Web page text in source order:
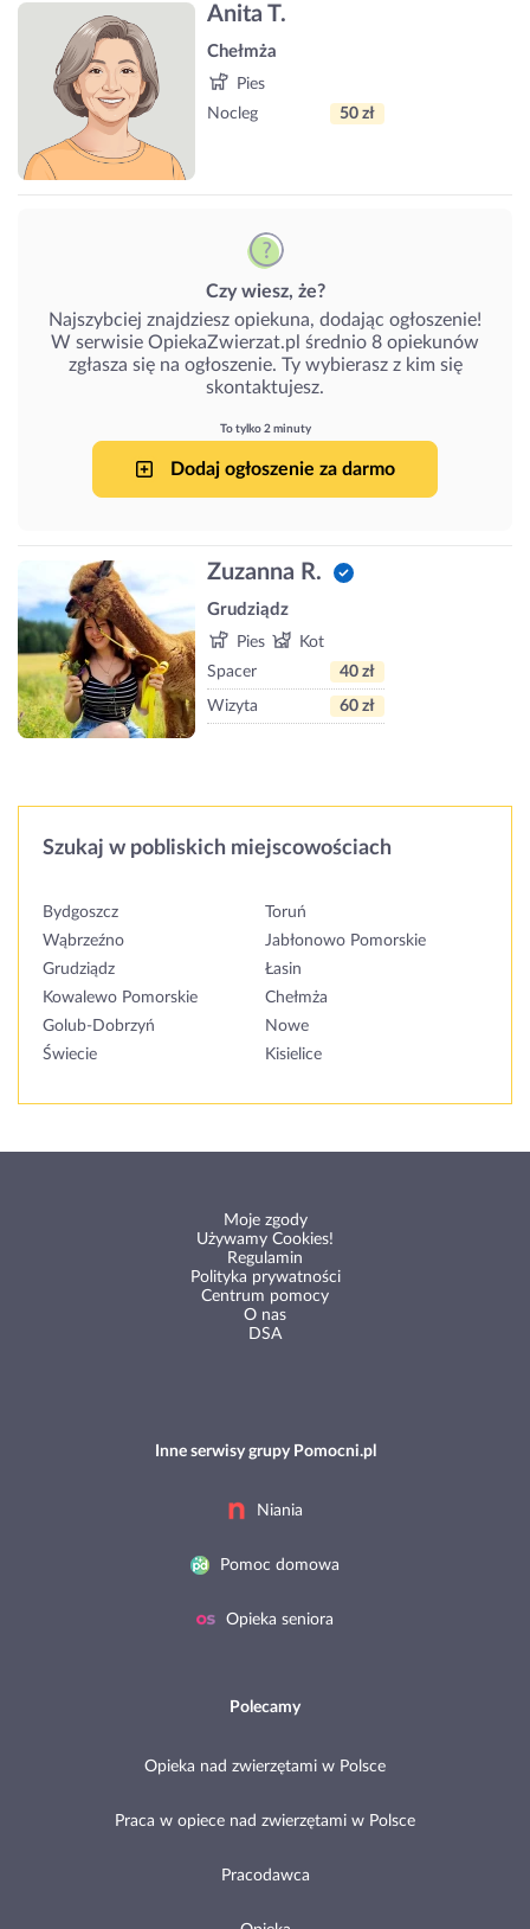
Anita T.
Chełmża
Pies
Nocleg
50 zł
Czy wiesz, że?
Najszybciej znajdziesz opiekuna, dodając ogłoszenie!
W serwisie OpiekaZwierzat.pl średnio 8 opiekunów
zgłasza się na ogłoszenie. Ty wybierasz z kim się
skontaktujesz.
To tylko 2 minuty
Dodaj ogłoszenie za darmo
Zuzanna R.
Grudziądz
Pies
Kot
Spacer
40 zł
Wizyta 60 zł
Szukaj w pobliskich miejscowościach
Bydgoszcz
Toruń
Wąbrzeźno
Jabłonowo Pomorskie
Grudziądz
Łasin
Kowalewo Pomorskie
Chełmża
Golub-Dobrzyń
Nowe
Świecie
Kisielice
Moje zgody
Używamy Cookies!
Regulamin
Polityka prywatności
Centrum pomocy
O nas
DSA
Inne serwisy grupy Pomocni.pl
Niania
Pomoc domowa
Opieka seniora
Polecamy
Opieka nad zwierzętami w Polsce
Praca w opiece nad zwierzętami w Polsce
Pracodawca